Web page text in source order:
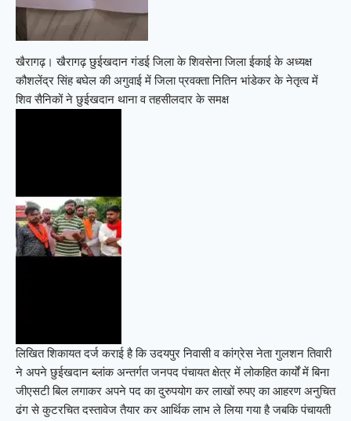
खैरागढ़। खैरागढ़ छुईखदान गंडई जिला के शिवसेना जिला ईकाई के अध्यक्ष
कौशलेंद्र सिंह बघेल की अगुवाई में जिला प्रवक्ता नितिन भांडेकर के नेतृत्व में
शिव सैनिकों ने छुईखदान थाना व तहसीलदार के समक्ष
लिखित शिकायत दर्ज कराई है कि उदयपुर निवासी व कांग्रेस नेता गुलशन तिवारी
ने अपने छुईखदान ब्लांक अन्तर्गत जनपद पंचायत क्षेत्र में लोकहित कार्यों में बिना
जीएसटी बिल लगाकर अपने पद का दुरुपयोग कर लाखों रुपए का आहरण अनुचित
ढंग से कुटरचित दस्तावेज तैयार कर आर्थिक लाभ ले लिया गया है जबकि पंचायती